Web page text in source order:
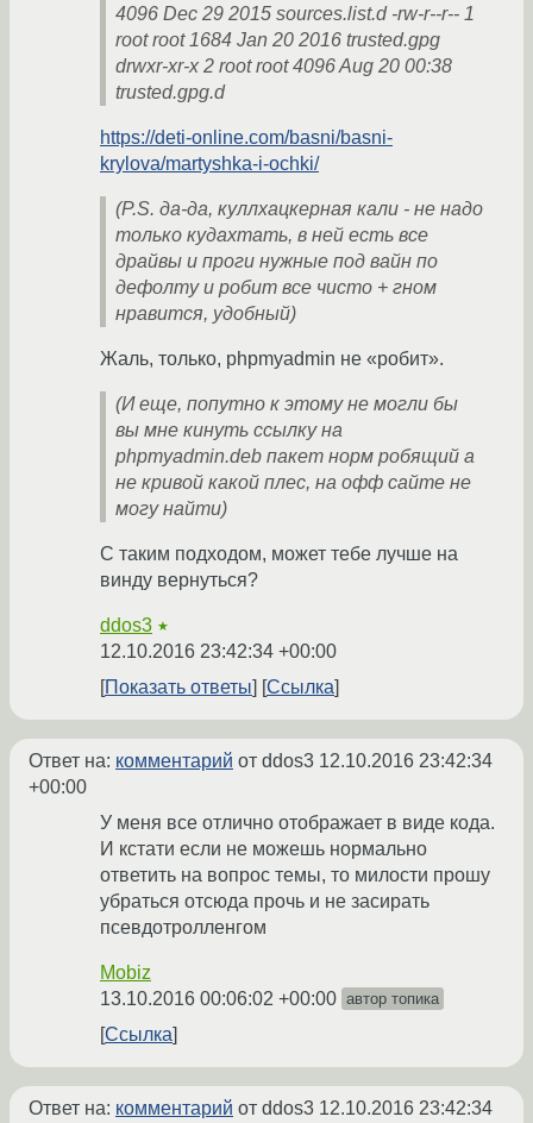
4096 Dec 29 2015 sources.list.d -rw-r--r-- 1
root root 1684 Jan 20 2016 trusted.gpg
drwxr-xr-x 2 root root 4096 Aug 20 00:38
trusted.gpg.d
https://deti-online.com/basni/basni-
krylova/martyshka-i-ochki/
(P.S. да-да, куллхацкерная кали - не надо
только кудахтать, в ней есть все
драйвы и проги нужные под вайн по
дефолту и робит все чисто + гном
нравится, удобный)
Жаль, только, phpmyadmin не «робит».
(И еще, попутно к этому не могли бы
вы мне кинуть ссылку на
phpmyadmin.deb пакет норм робящий а
не кривой какой плес, на офф сайте не
могу найти)
С таким подходом, может тебе лучше на
винду вернуться?
ddos3 ★
12.10.2016 23:42:34 +00:00
Показать ответы
Ссылка
Ответ на: комментарий от ddos3 12.10.2016 23:42:34
+00:00
У меня все отлично отображает в виде кода.
И кстати если не можешь нормально
ответить на вопрос темы, то милости прошу
убраться отсюда прочь и не засирать
псевдотролленгом
Mobiz
13.10.2016 00:06:02 +00:00 автор топика
Ссылка
Ответ на: комментарий от ddos3 12.10.2016 23:42:34